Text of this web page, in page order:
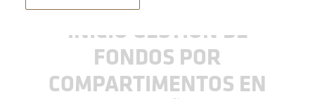
INICIO GESTIÓN DE
FONDOS POR
COMPARTIMENTOS EN